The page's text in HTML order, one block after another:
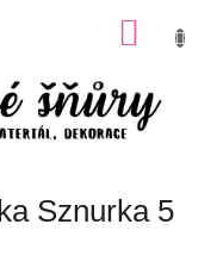
Sznurka 5